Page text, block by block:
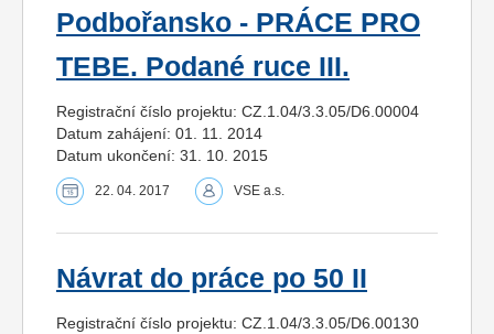
Podbořansko - PRÁCE PRO
TEBE. Podané ruce III.
Registrační číslo projektu: CZ.1.04/3.3.05/D6.00004
Datum zahájení: 01. 11. 2014
Datum ukončení: 31. 10. 2015
22. 04. 2017 VSE a.s.
Návrat do práce po 50 II
Registrační číslo projektu: CZ.1.04/3.3.05/D6.00130